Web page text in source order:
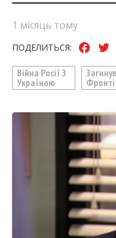
1 місяць тому
ПОДЕЛИТЬСЯ:
Війна Росії З
Україною
Фронті